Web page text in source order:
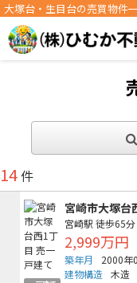
大塚台・生目台の売買物件
14件
宮崎市大塚台
宮崎駅 徒歩65分
2,999万円
築年月 2000年
建物構造 木造